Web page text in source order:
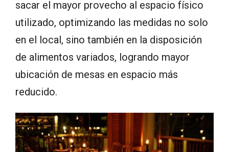
sacar el mayor provecho al espacio físico
utilizado, optimizando las medidas no solo
en el local, sino también en la disposición
de alimentos variados, logrando mayor
ubicación de mesas en espacio más
reducido.